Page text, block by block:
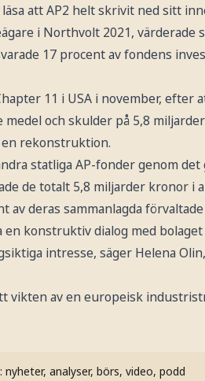
läsa att AP2 helt skrivit ned sitt
i Northvolt 2021, värderade
17 procent av fondens
11 i USA i november, efter
och skulder på 5,8
rekonstruktion.
statliga AP-fonder genom det
de totalt 5,8 miljarder kronor i
deras sammanlagda
konstruktiv dialog med
intresse, säger Helena
vikten av en europeisk
nyheter, analyser, börs, video, podd